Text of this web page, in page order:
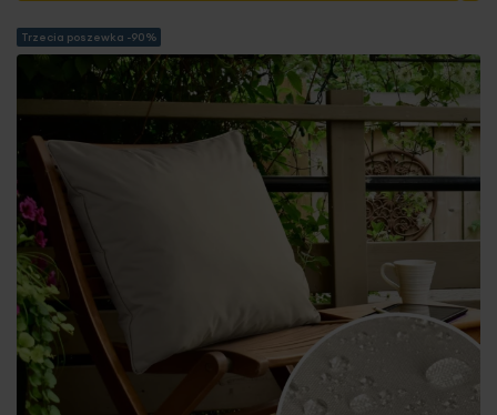
Trzecia poszewka -90%